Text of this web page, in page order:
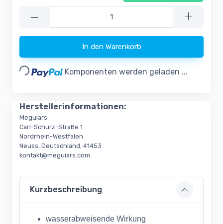
—
In den Warenkorb
Loading... Komponenten werden geladen ...
Herstellerinformationen:
Meguiars
Carl-Schurz-Straße 1
Nordrhein-Westfalen
Neuss, Deutschland, 41453
kontakt@meguiars.com
Kurzbeschreibung
wasserabweisende Wirkung